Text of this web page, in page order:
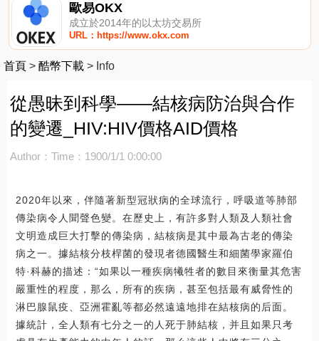
歐易OKX
成立於2014年的以太坊交易所
URL：https://www.okx.com
首頁 > 酷幣下載 > Info
從愚昧到科學——結核病防治與合作
的變遷_HIV:HIV價格AID價格
Author： Time：1900/1/1 0:00:00
2020年以來，伴隨著新型冠狀病的全球流行，呼吸道等肺部
傳染病令人聞聲色變。在歷史上，有許多對人類及人類社會
文明造成巨大打擊的傳染病，結核病是其中最為古老的傳染
病之一。據結核分枝桿菌的發現者德國醫生和細菌學家羅伯
特·科赫的描述：“如果以一種疾病犧牲者的數目來衡量其危害
嚴重性的程度，那么，所有的疾病，甚至包括最有威脅性的
淋巴腺鼠疫、亞洲霍亂等都必然遠遠地排在結核病的后面。
據統計，全人類有七分之一的人死于肺結核，并且如果只考